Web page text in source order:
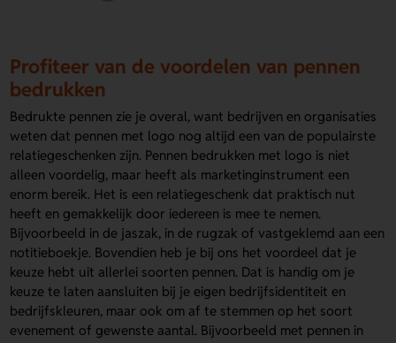
Profiteer van de voordelen van pennen
bedrukken
Bedrukte pennen zie je overal, want bedrijven en organisaties
weten dat pennen met logo nog altijd een van de populairste
relatiegeschenken zijn. Pennen bedrukken met logo is niet
alleen voordelig, maar heeft als marketinginstrument een
enorm bereik. Het is een relatiegeschenk dat praktisch nut
heeft en gemakkelijk door iedereen is mee te nemen.
Bijvoorbeeld in de jaszak, in de rugzak of vastgeklemd aan een
notitieboekje. Bovendien heb je bij ons het voordeel dat je
keuze hebt uit allerlei soorten pennen. Dat is handig om je
keuze te laten aansluiten bij je eigen bedrijfsidentiteit en
bedrijfskleuren, maar ook om af te stemmen op het soort
evenement of gewenste aantal. Bijvoorbeeld met pennen in